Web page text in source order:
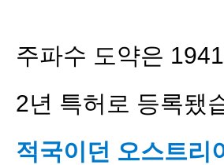
주파수 도약은
2년 특허로 등록됐
적국이던 오스트리